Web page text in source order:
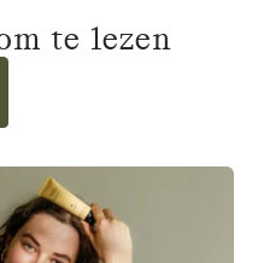
te lezen